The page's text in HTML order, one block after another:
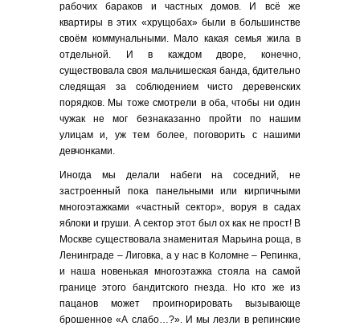
рабочих бараков и частных домов. И всё же
квартиры в этих «хрущобах» были в большинстве
своём коммунальными. Мало какая семья жила в
отдельной. И в каждом дворе, конечно,
существовала своя мальчишеская банда, бдительно
следящая за соблюдением чисто деревенских
порядков. Мы тоже смотрели в оба, чтобы ни один
чужак не мог безнаказанно пройти по нашим
улицам и, уж тем более, поговорить с нашими
девчонками.
Иногда мы делали набеги на соседний, не
застроенный пока панельными или кирпичными
многоэтажками «частный сектор», воруя в садах
яблоки и груши. А сектор этот был ох как не прост! В
Москве существовала знаменитая Марьина роща, в
Ленинграде – Лиговка, а у нас в Коломне – Репинка,
и наша новенькая многоэтажка стояла на самой
границе этого бандитского гнезда. Но кто же из
пацанов может проигнорировать вызывающе
брошенное «А слабо…?». И мы лезли в репинские